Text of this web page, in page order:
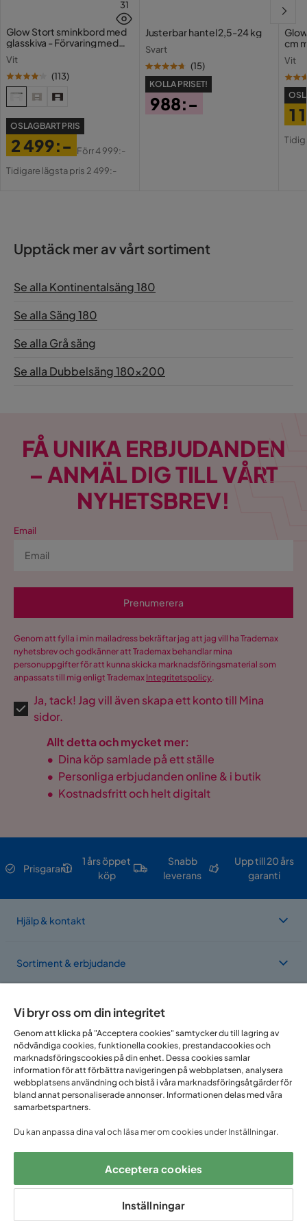
31
Glow Stort sminkbord med
glasskiva - Förvaring med
Vit
(113)
OSLAGBART PRIS
Pris
2 499:-
Original
Förr4 999:-
Tidigare lägsta pris 2 499:-
Justerbar hantel 2,5-24 kg
Svart
(15)
KOLLA PRISET!
988:-
cm
Vit
1
Upptäck mer av vårt sortiment
Se alla Kontinentalsäng 180
Se alla Säng 180
Se alla Grå säng
Se alla Dubbelsäng 180x200
FÅ UNIKA ERBJUDANDEN
– ANMÄL DIG TILL VÅRT
NYHETSBREV!
Email
Prenumerera
Genom att fylla i min mailadress bekräftar jag att jag vill ha Trademax
nyhetsbrev och godkänner att Trademax behandlar mina
personuppgifter för att kunna skicka marknadsföringsmaterial som
anpassats till mig enligt Trademax Integritetspolicy.
Ja, tack! Jag vill även skapa ett konto till Mina
sidor.
Allt detta och mycket mer:
• Dina köp samlade på ett ställe
• Personliga erbjudanden online & i butik
• Kostnadsfritt och helt digitalt
Prisgaranti
1 års öppet
köp
Snabb
leverans
Upp till 20 års
garanti
Hjälp & kontakt
Sortiment & erbjudande
Vi finns i flera länder
Följ oss på:
Vi bryr oss om din integritet
Genom att klicka på "Acceptera cookies" samtycker du till lagring av
nödvändiga cookies, funktionella cookies, prestandacookies och
marknadsföringscookies på din enhet. Dessa cookies samlar
information för att förbättra navigeringen på webbplatsen, analysera
webbplatsens användning och bistå i våra marknadsföringsåtgärder för
bland annat personaliserade annonser. Informationen delas med våra
samarbetspartners.
Du kan anpassa dina val och läsa mer om cookies under Inställningar.
Acceptera cookies
Inställningar